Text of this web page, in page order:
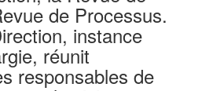
de Processus.
instance
réunit
responsables de